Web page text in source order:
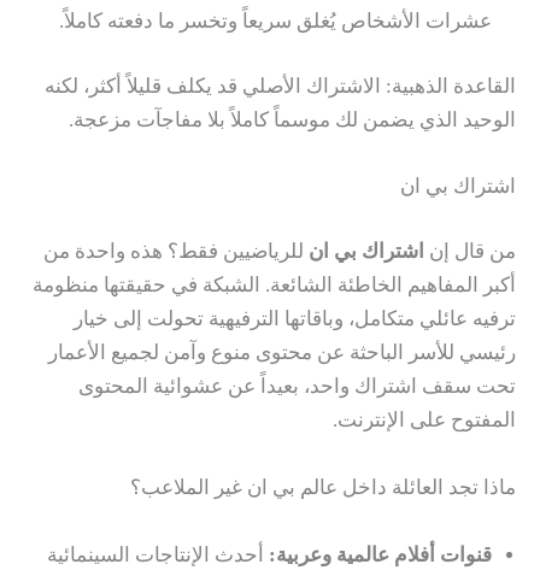
عشرات الأشخاص يُغلق سريعاً وتخسر ما دفعته كاملاً.
القاعدة الذهبية: الاشتراك الأصلي قد يكلف قليلاً أكثر، لكنه
الوحيد الذي يضمن لك موسماً كاملاً بلا مفاجآت مزعجة.
اشتراك بي ان
من قال إن اشتراك بي ان للرياضيين فقط؟ هذه واحدة من
أكبر المفاهيم الخاطئة الشائعة. الشبكة في حقيقتها منظومة
ترفيه عائلي متكامل، وباقاتها الترفيهية تحولت إلى خيار
رئيسي للأسر الباحثة عن محتوى منوع وآمن لجميع الأعمار
تحت سقف اشتراك واحد، بعيداً عن عشوائية المحتوى
المفتوح على الإنترنت.
ماذا تجد العائلة داخل عالم بي ان غير الملاعب؟
قنوات أفلام عالمية وعربية: أحدث الإنتاجات السينمائية